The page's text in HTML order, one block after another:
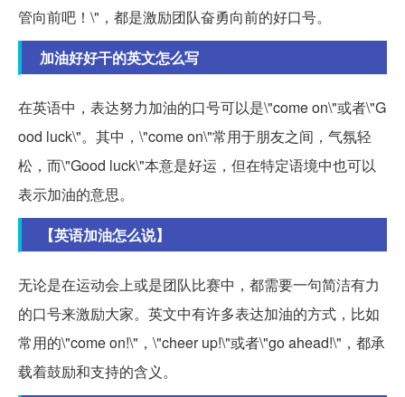
管向前吧！\"，都是激励团队奋勇向前的好口号。
加油好好干的英文怎么写
在英语中，表达努力加油的口号可以是\"come on\"或者\"G
ood luck\"。其中，\"come on\"常用于朋友之间，气氛轻
松，而\"Good luck\"本意是好运，但在特定语境中也可以
表示加油的意思。
【英语加油怎么说】
无论是在运动会上或是团队比赛中，都需要一句简洁有力
的口号来激励大家。英文中有许多表达加油的方式，比如
常用的\"come on!\"，\"cheer up!\"或者\"go ahead!\"，都承
载着鼓励和支持的含义。